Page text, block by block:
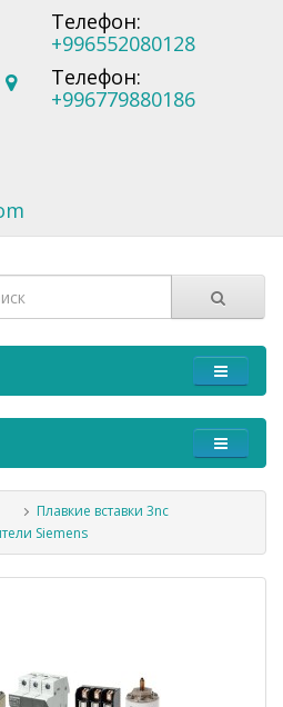
Телефон:
+996552080128
Телефон:
+996779880186
Плавкие вставки 3nc
Siemens